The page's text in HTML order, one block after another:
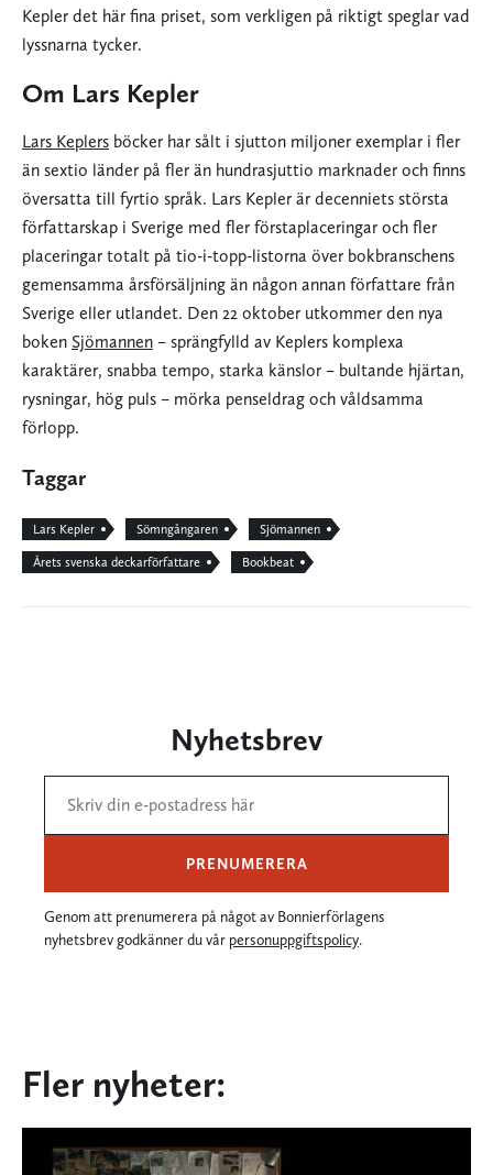
Kepler det här fina priset, som verkligen på riktigt speglar vad
lyssnarna tycker.
Om Lars Kepler
Lars Keplers böcker har sålt i sjutton miljoner exemplar i fler
än sextio länder på fler än hundrasjuttio marknader och finns
översatta till fyrtio språk. Lars Kepler är decenniets största
författarskap i Sverige med fler förstaplaceringar och fler
placeringar totalt på tio-i-topp-listorna över bokbranschens
gemensamma årsförsäljning än någon annan författare från
Sverige eller utlandet. Den 22 oktober utkommer den nya
boken Sjömannen – sprängfylld av Keplers komplexa
karaktärer, snabba tempo, starka känslor – bultande hjärtan,
rysningar, hög puls – mörka penseldrag och våldsamma
förlopp.
Taggar
Lars Kepler Sömngångaren Sjömannen
Årets svenska deckarförfattare Bookbeat
Nyhetsbrev
PRENUMERERA
Genom att prenumerera på något av Bonnierförlagens
nyhetsbrev godkänner du vår personuppgiftspolicy.
Fler nyheter: